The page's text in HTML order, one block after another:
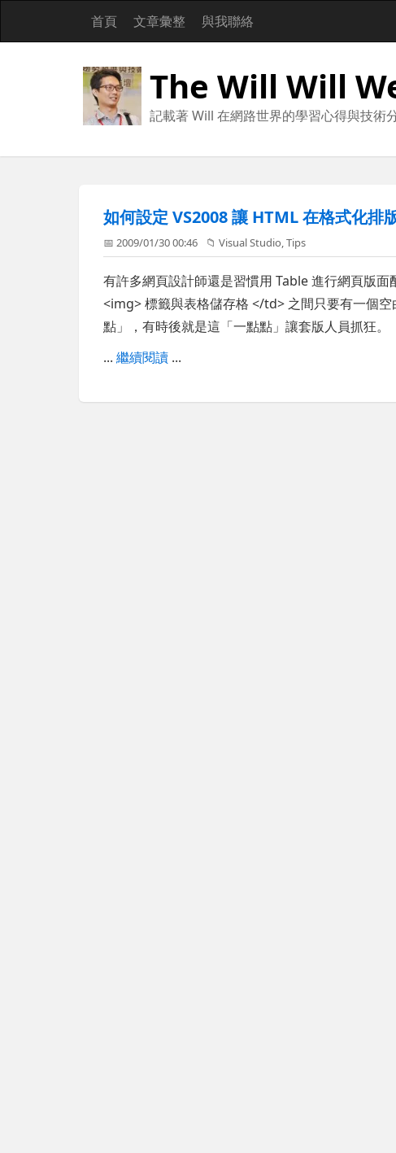
首頁 文章彙整 與我聯絡
The Will Will
記載著 Will 在網路世界的學習心得與技術
如何設定 VS2008 讓 HTML 在格式化排
📅 2009/01/30 00:46 📁Visual Studio,Tips
有許多網頁設計師還是習慣用 Table 進行網頁版
<img> 標籤與表格儲存格 </td> 之間只要有一個
點」，有時後就是這「一點點」讓套版人員抓狂。
...繼續閱讀 ...